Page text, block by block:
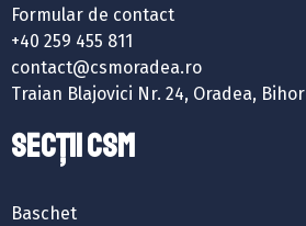
Formular de contact
+40 259 455 811
contact@csmoradea.ro
Traian Blajovici Nr. 24, Oradea, Bihor
SECȚII CSM
Baschet